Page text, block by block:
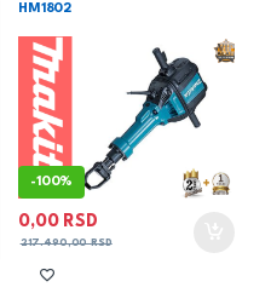
HM1802
-100%
0,00 RSD
217.490,00RSD